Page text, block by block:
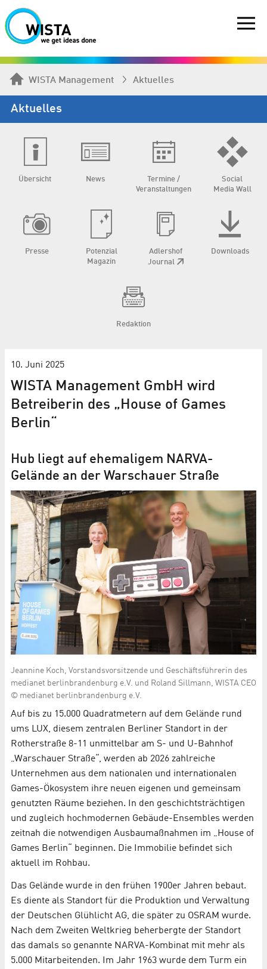
WISTA Management Aktuelles
Aktuelles
Übersicht News
Termine /
Veranstaltungen
Social
Media Wall
Presse
Potenzial
Magazin
Adlershof
Journal
Downloads
Redaktion
10. Juni 2025
WISTA Management GmbH wird
Betreiberin des „House of Games
Berlin“
Hub liegt auf ehemaligem NARVA-
Gelände an der Warschauer Straße
Jeannine Koch, Vorstandsvorsitzende und Geschäftsführerin des
medianet berlinbrandenburg e.V. und Roland Sillmann, WISTA CEO
© medianet berlinbrandenburg e.V.
Auf bis zu 15.000 Quadratmetern auf dem Gelände rund
ums LUX, diesem zentralen Berliner Standort in der
Rotherstraße 8-11 unmittelbar am S- und U-Bahnhof
„Warschauer Straße“, werden ab 2026 zahlreiche
Unternehmen aus dem nationalen und internationalen
Games-Ökosystem ihre neuen eigenen und gemeinsam
genutzten Räume beziehen. In den geschichtsträchtigen
und zugleich hochmodernen Gebäude-Ensembles werden
zeitnah die notwendigen Ausbaumaßnahmen im „House of
Games Berlin“ beginnen. Die Immobilie befindet sich
aktuell im Rohbau.
Das Gelände wurde in den frühen 1900er Jahren bebaut.
Es diente als Standort für die Produktion und Verwaltung
der Deutschen Glühlicht AG, die später zu OSRAM wurde.
Nach dem Zweiten Weltkrieg beherbergte der Standort
das damals so genannte NARVA-Kombinat mit mehr als
5.000 Mitarbeitenden. Im Jahr 1963 wurde dem Turm ein